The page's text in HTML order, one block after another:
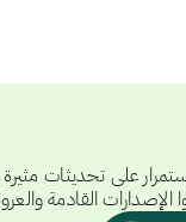
على تحديثات
الإصدارات القادمة